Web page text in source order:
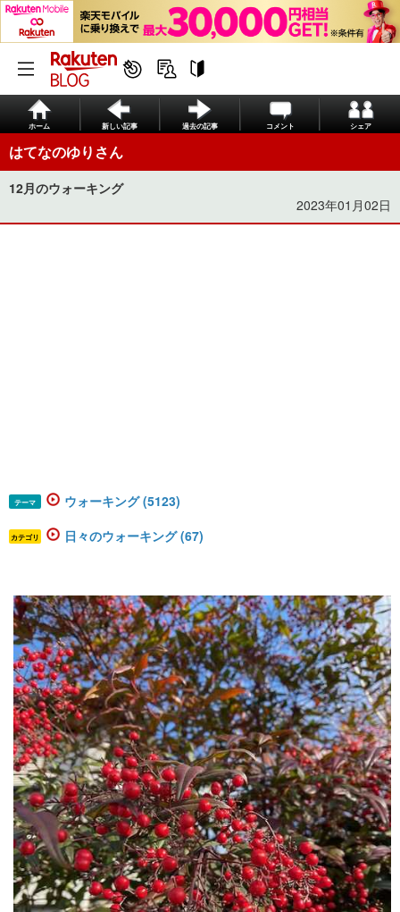
ホーム 新しい記事 過去の記事 コメント シェア
はてなのゆりさん
12月のウォーキング
2023年01月02日
テーマ ウォーキング (5123)
カテゴリ 日々のウォーキング (67)